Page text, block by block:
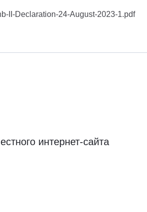
II-Declaration-24-August-2023-1.pdf
интернет-сайта